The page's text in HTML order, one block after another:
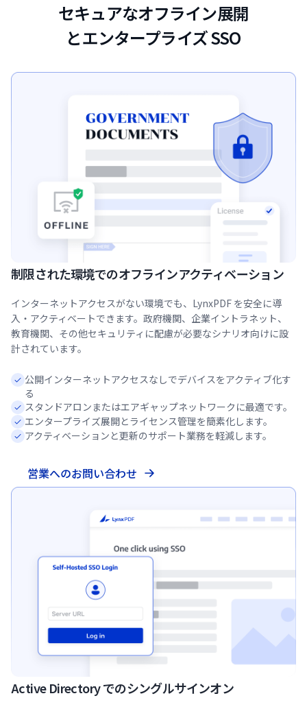
セキュアなオフライン展開
とエンタープライズ SSO
制限された環境でのオフラインアクティベーション
インターネットアクセスがない環境でも、LynxPDF を安全に導
入・アクティベートできます。政府機関、企業イントラネット、
教育機関、その他セキュリティに配慮が必要なシナリオ向けに設
計されています。
公開インターネットアクセスなしでデバイスをアクティブ化す
る
スタンドアロンまたはエアギャップネットワークに最適です。
エンタープライズ展開とライセンス管理を簡素化します。
アクティベーションと更新のサポート業務を軽減します。
営業へのお問い合わせ
Active Directory でのシングルサインオン